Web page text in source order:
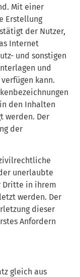
Mit einer
Erstellung
der Nutzer,
Internet
und sonstigen
und
kann.
den Inhalten
werden. Der
der
unerlaubte
Dritte in ihrem
werden. Der
dieser
Anfordern
gleich aus